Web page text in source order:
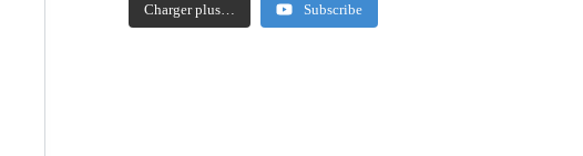
Charger plus… Subscribe